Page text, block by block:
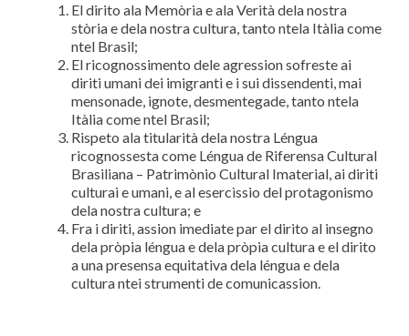
El dirito ala Memòria e ala Verità dela nostra
stòria e dela nostra cultura, tanto ntela Itàlia come
ntel Brasil;
El ricognossimento dele agression sofreste ai
diriti umani dei imigranti e i sui dissendenti, mai
mensonade, ignote, desmentegade, tanto ntela
Itàlia come ntel Brasil;
Rispeto ala titularità dela nostra Léngua
ricognossesta come Léngua de Riferensa Cultural
Brasiliana – Patrimònio Cultural Imaterial, ai diriti
culturai e umani, e al esercìssio del protagonismo
dela nostra cultura; e
Fra i diriti, assion imediate par el dirito al insegno
dela pròpia léngua e dela pròpia cultura e el dirito
a una presensa equitativa dela léngua e dela
cultura ntei strumenti de comunicassion.